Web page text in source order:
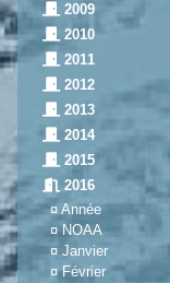
2009
2010
2011
2012
2013
2014
2015
2016
¤ Année
¤NOAA
¤ Janvier
¤Février